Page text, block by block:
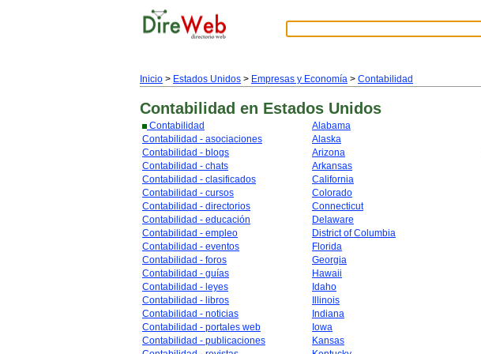
Inicio > Estados Unidos > Empresas y Economía > Contabilidad
Contabilidad en Estados Unidos
Contabilidad
Contabilidad - asociaciones
Contabilidad - blogs
Contabilidad - chats
Contabilidad - clasificados
Contabilidad - cursos
Contabilidad - directorios
Contabilidad - educación
Contabilidad - empleo
Contabilidad - eventos
Contabilidad - foros
Contabilidad - guías
Contabilidad - leyes
Contabilidad - libros
Contabilidad - noticias
Contabilidad - portales web
Contabilidad - publicaciones
Alabama
Alaska
Arizona
Arkansas
California
Colorado
Connecticut
Delaware
District of Columbia
Florida
Georgia
Hawaii
Idaho
Illinois
Indiana
Iowa
Kansas